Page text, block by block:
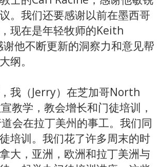
。我们还要感谢以前在墨西哥
现在是年轻牧师的Keith
他不断更新的洞察力和意见帮
纲。
我（Jerry）在芝加哥North
教学，教会增长和门徒培训，
会在拉丁美州的事工。我们同
培训。我们花了许多周末的时
大，亚洲，欧洲和拉丁美洲与